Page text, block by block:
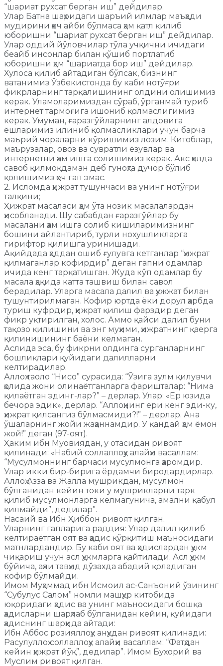
“шариат рухсат берган иш” дейдилар.
Улар Батна шаҳридаги шаръий илмлар маъҳади
мудирини ҳеч айби бўлмаса ҳам қатл қилиб
юборишни “шариат рухсат берган иш” дейдилар.
Улар оддий йўловчилар тўла учқични ичидаги
беайб инсонлар билан қўшиб портлатиб
юборишни ҳам “шариатда бор иш” дейдилар.
Хулоса қилиб айтадиган бўлсак, бизнинг
ватанимиз Ўзбекистонда бу каби нотўғри
фикрларнинг тарқалишининг олдини олишимиз
керак. Уламоларимиздан сўраб, ўрганмай туриб
интернет тармоғига ишониб қолмаслигимиз
керак. Умуман, ғаразгўйларнинг алдовига
ёшларимиз илиниб қолмасликлари учун барча
маърий чораларни кўришимиз лозим. Китоблар,
маърузалар, овоз ва сувратли ёзувлар ва
интернетни ҳам ишга солишимиз керак. Акс ҳолда
савоб қилмоқдаман деб гуноҳга дучор бўлиб
қолишимиз ҳеч гап эмас.
2. Исломда ҳижрат тушунчаси ва унинг нотўғри
талқини;
Ҳижрат масаласи ҳам ўта нозик масалалардан
ҳисобланади. Шу сабабдан ғаразгўйлар бу
масалани ҳам ишга солиб кишиларимизнинг
бошини айлантириб, турли нохушликларга
гирифтор қилишга уринишади.
Ақийдада ҳаддан ошиб ғулувга кетганлар “ҳижрат
қилмаганлар кофирдир” деган гапни одамлар
ичида кенг тарқатишган. Жуда кўп одамлар бу
масала ҳақида катта ташвиш билан савол
берадилар. Уларга масала далил ва ҳужжат билан
тушунтирилмаган. Кофир юртда ёки дорул ҳарбда
туриш куфрдир, ҳижрат қилиш фарздир деган
фикр уқтирилган, холос. Аммо қайси далил буни
тақозо қилишини ва энг муҳими, ҳижратнинг қаерга
қилинишининг баёни келмаган.
Аслида эса, бу фикрни олдинга сурганларнинг
бошлиқлари қуйидаги далилларни
келтирадилар.
Аллоҳ таоло “Нисо” сурасида: “Ўзига зулм қилувчи
ҳолида жони олинаётганларга фаришталар: “Нима
қилаётган эдинг-лар?” – дерлар. Улар: «Ер юзида
бечора эдик», дерлар. “Аллоҳнинг ери кенг эди-ку,
ҳижрат қилсангиз бўлмасмиди?!” – дерлар. Ана
ўшаларнинг жойи жаҳаннамдир. У қандай ҳам ёмон
жой!” деган (97-оят).
Ҳаким ибн Муовиядан, у отасидан ривоят
қилинади: «Набий соллаллоҳу алайҳи васаллам:
“Мусулмоннинг барчаси мусулмонга ҳаромдир.
Улар икки бир-бирига ёрдамчи биродардирлар.
Аллоҳ Азза ва Жалла мушрикдан, мусулмон
бўлганидан кейин токи у мушрикларни тарк
қилиб мусулмонларга келмагунича, амални қабул
қилмайди”, дедилар”.
Насаий ва Ибн Ҳиббон ривоят қилган.
Уларнинг гапларига раддия: Улар далил қилиб
келтираётган оят ва ҳадис қўрқитиш маъносидаги
матнлардандир. Бу каби оят ва ҳадислардан ҳукм
чиқариш учун асл ҳукмларга қайтилади. Асл ҳукм
бўйича, аҳли тавҳид дўзахда абадий қоладиган
кофир бўлмайди.
Имом Муҳаммад ибн Исмоил ас-Санъоний ўзининг
“Субулус Салом” номли машҳур китобида
юқоридаги ҳадис ва унинг маъносидаги бошқа
ҳадисларни шарҳлаб бўлганидан кейин, қуйидаги
ҳадиснинг шарҳида айтади:
Ибн Аббос розияллоҳу анҳудан ривоят қилинади:
Расулуллоҳ соллаллоҳу алайҳи васаллам: “Фатҳдан
кейин ҳижрат йўқ”, дедилар”. Имом Бухорий ва
Муслим ривоят қилган.